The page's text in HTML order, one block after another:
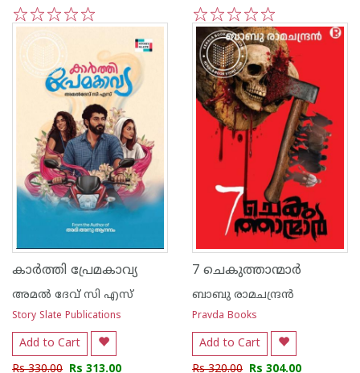
5
4
3
2
1 5
4
3
2
1
കാർത്തി പ്രേമകാവ്യ
അമൽ ദേവ് സി എസ്
Story Slate Publications
Add to Cart
Rs 330.00 Rs 313.00
7 ചെകുത്താന്മാർ
ബാബു രാമചന്ദ്രന്‍
Pravda Books
Add to Cart
Rs 320.00 Rs 304.00